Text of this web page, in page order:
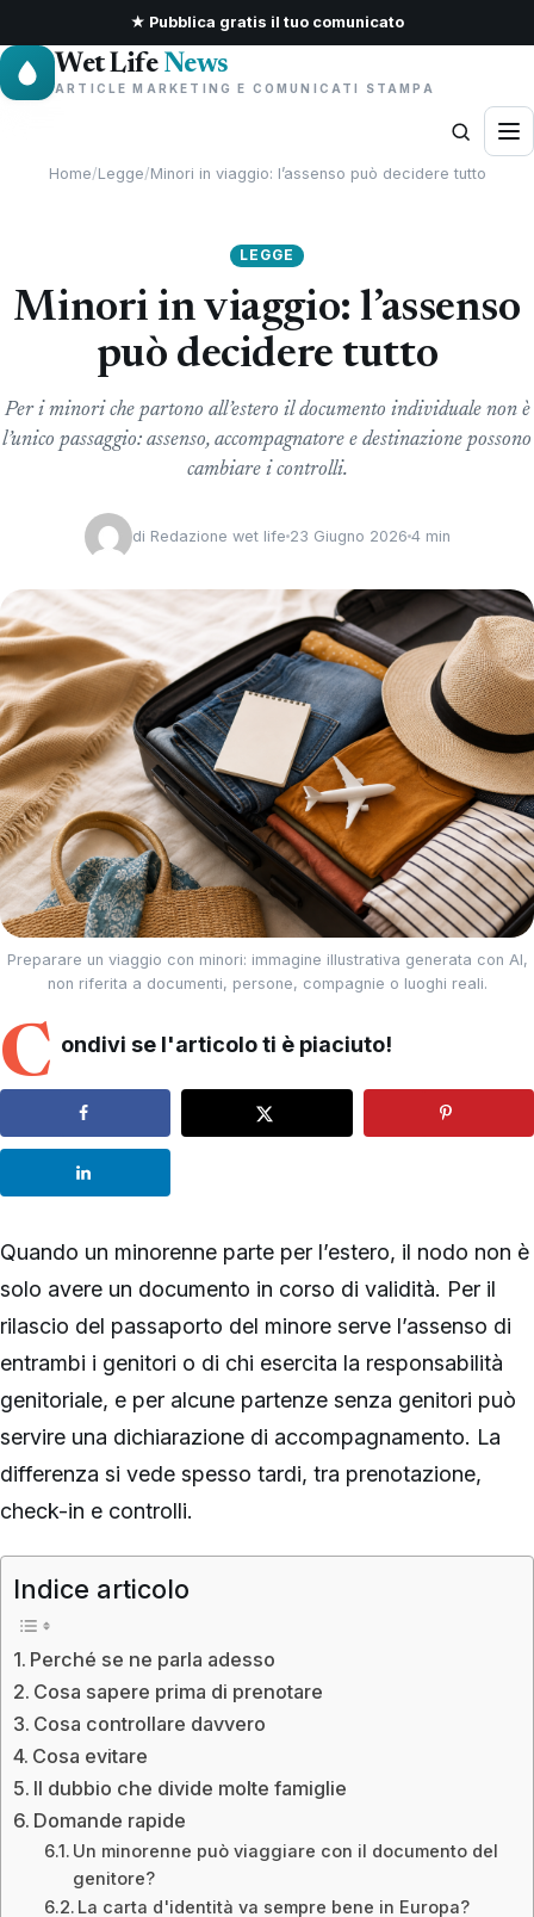
★ Pubblica gratis il tuo comunicato
Wet Life News
ARTICLE MARKETING E COMUNICATI STAMPA
Home/Legge/Minori in viaggio: l’assenso può decidere tutto
LEGGE
Minori in viaggio: l’assenso
può decidere tutto
Per i minori che partono all’estero il documento individuale non è
l’unico passaggio: assenso, accompagnatore e destinazione possono
cambiare i controlli.
di Redazione wet life 23 Giugno 2026 4 min
Preparare un viaggio con minori: immagine illustrativa generata con AI,
non riferita a documenti, persone, compagnie o luoghi reali.
C ondivi se l'articolo ti è piaciuto!
Quando un minorenne parte per l’estero, il nodo non è
solo avere un documento in corso di validità. Per il
rilascio del passaporto del minore serve l’assenso di
entrambi i genitori o di chi esercita la responsabilità
genitoriale, e per alcune partenze senza genitori può
servire una dichiarazione di accompagnamento. La
differenza si vede spesso tardi, tra prenotazione,
check-in e controlli.
Indice articolo
Perché se ne parla adesso
Cosa sapere prima di prenotare
Cosa controllare davvero
Cosa evitare
Il dubbio che divide molte famiglie
Domande rapide
Un minorenne può viaggiare con il documento del
genitore?
La carta d'identità va sempre bene in Europa?